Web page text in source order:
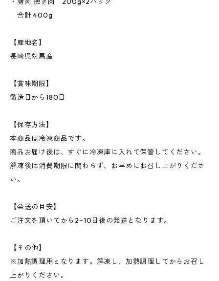
合計 400g
【産地名】
長崎県対馬産
【賞味期限】
製造日から180日
【保存方法】
本商品は冷凍商品です。
商品お届け後は、すぐに冷凍庫に入れて保管してください。
解凍後は消費期限に関わらず、お早めにお召し上がりくださ
い。
【発送の目安】
ご注文を頂いてから2~10日後の発送となります。
【その他】
※加熱調理用となります。解凍し、加熱調理してからお召し
上がりください。